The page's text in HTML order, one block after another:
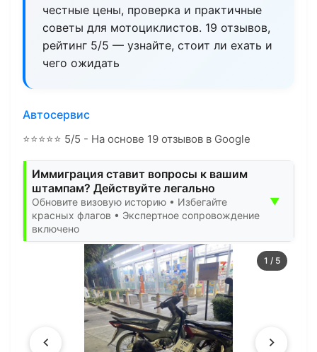
честные цены, проверка и практичные
советы для мотоциклистов. 19 отзывов,
рейтинг 5/5 — узнайте, стоит ли ехать и
чего ожидать
Автосервис
⭐⭐⭐⭐⭐ 5/5 - На основе 19 отзывов в Google
Иммиграция ставит вопросы к вашим
штампам? Действуйте легально
Обновите визовую историю • Избегайте
красных флагов • Экспертное сопровождение
включено
▼
1 / 5